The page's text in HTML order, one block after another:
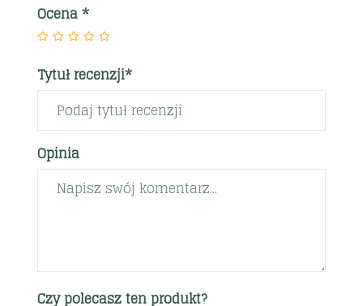
Ocena*
Tytuł recenzji*
Opinia
Czy polecasz ten produkt?